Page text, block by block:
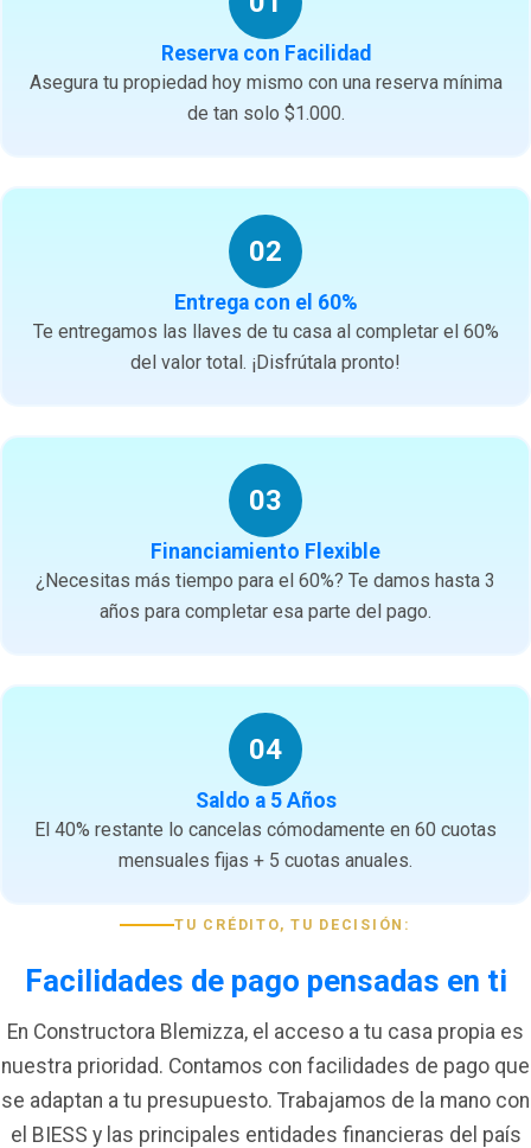
Reserva con Facilidad
Asegura tu propiedad hoy mismo con una reserva mínima
de tan solo $1.000.
02
Entrega con el 60%
Te entregamos las llaves de tu casa al completar el 60%
del valor total. ¡Disfrútala pronto!
03
Financiamiento Flexible
¿Necesitas más tiempo para el 60%? Te damos hasta 3
años para completar esa parte del pago.
04
Saldo a 5 Años
El 40% restante lo cancelas cómodamente en 60 cuotas
mensuales fijas + 5 cuotas anuales.
TU CRÉDITO, TU DECISIÓN:
Facilidades de pago pensadas en ti
En Constructora Blemizza, el acceso a tu casa propia es
nuestra prioridad. Contamos con facilidades de pago que
se adaptan a tu presupuesto. Trabajamos de la mano con
el BIESS y las principales entidades financieras del país